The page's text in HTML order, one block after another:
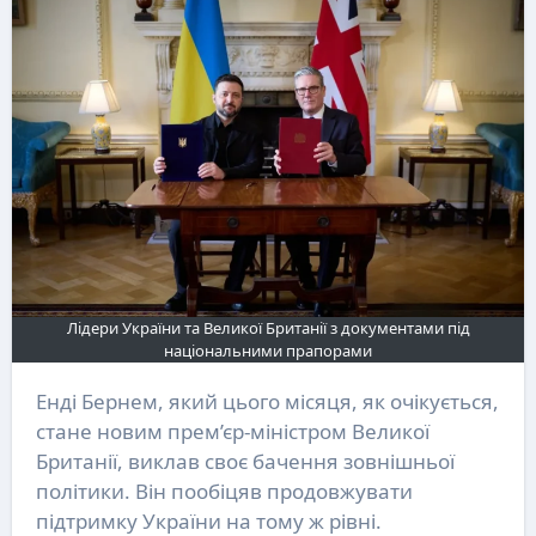
Лідери України та Великої Британії з документами під
національними прапорами
Енді Бернем, який цього місяця, як очікується,
стане новим прем’єр-міністром Великої
Британії, виклав своє бачення зовнішньої
політики. Він пообіцяв продовжувати
підтримку України на тому ж рівні.